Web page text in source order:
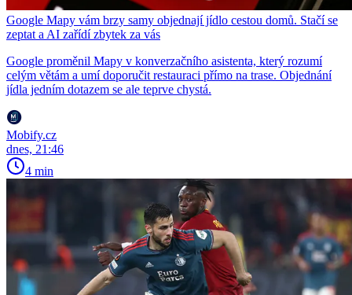
Google Mapy vám brzy samy objednají jídlo cestou domů. Stačí se
zeptat a AI zařídí zbytek za vás
Google proměnil Mapy v konverzačního asistenta, který rozumí
celým větám a umí doporučit restauraci přímo na trase. Objednání
jídla jedním dotazem se ale teprve chystá.
Mobify.cz
dnes, 21:46
4 min